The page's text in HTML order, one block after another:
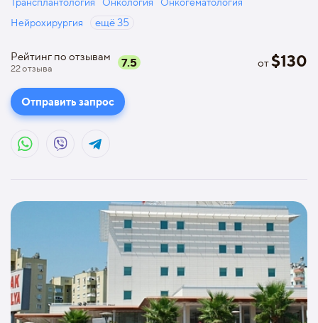
Нейрохирургия
ещё35
Рейтинг по отзывам
22отзыва 7.5 от$130
Отправить запрос